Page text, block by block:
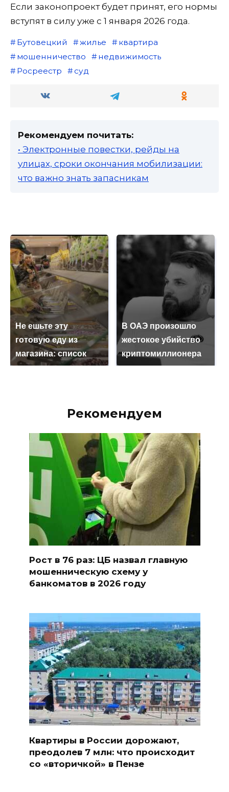
Если законопроект будет принят, его нормы
вступят в силу уже с 1 января 2026 года.
Бутовецкий жилье
квартира
мошенничество
недвижимость
Росреестр
суд
Рекомендуем почитать:
• Электронные повестки, рейды на
улицах, сроки окончания мобилизации:
что важно знать запасникам
Не ешьте эту
готовую еду из
магазина: список
В ОАЭ произошло
жестокое убийство
криптомиллионера
Рекомендуем
Рост в 76 раз: ЦБ назвал главную
мошенническую схему у
банкоматов в 2026 году
Квартиры в России дорожают,
преодолев 7 млн: что происходит
со «вторичкой» в Пензе